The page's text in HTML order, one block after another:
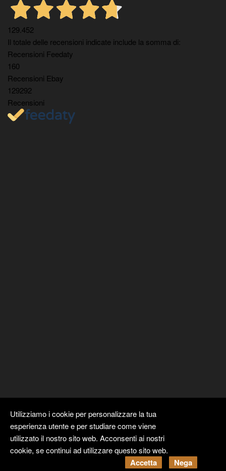
129.452
Il totale delle recensioni indicate include la somma di:
Recensioni Feedaty
160
Recensioni Ebay
129292
Recensioni
Copyright © Kyuubi Cloud SolutionbySTUDIO 99. Tutti i diritti
Utilizziamo i cookie per personalizzare la tua
esperienza utente e per studiare come viene
utilizzato il nostro sito web. Acconsenti ai nostri
cookie, se continui ad utilizzare questo sito web.
Accetta Nega